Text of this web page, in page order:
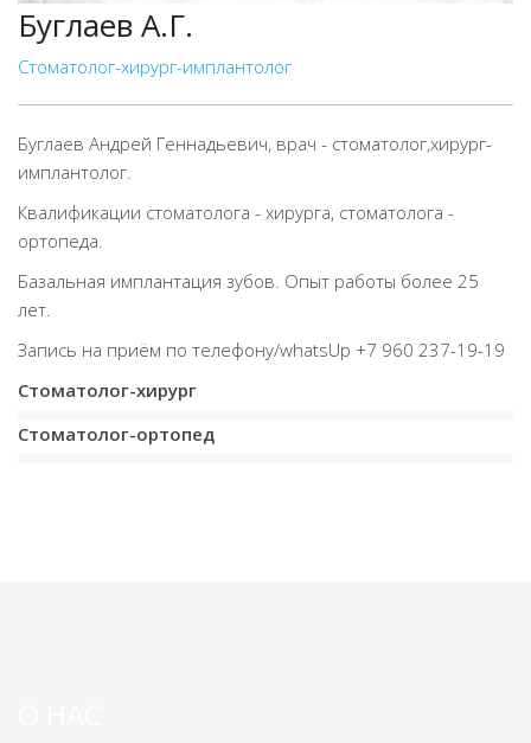
Буглаев А.Г.
Стоматолог-хирург-имплантолог
Буглаев Андрей Геннадьевич, врач - стоматолог,хирург-
имплантолог.
Квалификации стоматолога - хирурга, стоматолога -
ортопеда.
Базальная имплантация зубов. Опыт работы более 25
лет.
Запись на приём по телефону/whatsUp +7 960 237-19-19
Стоматолог-хирург
Стоматолог-ортопед